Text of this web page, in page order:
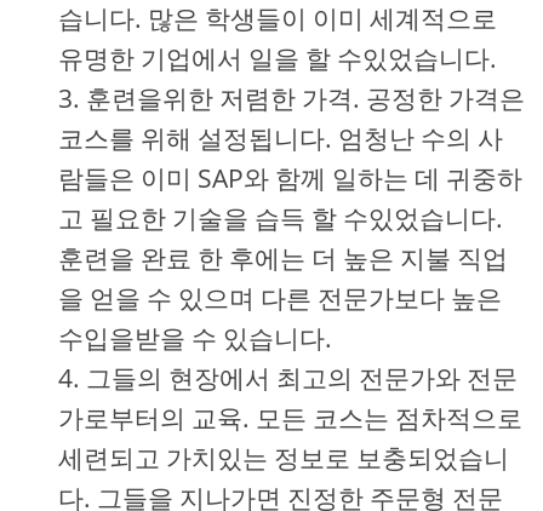
습니다. 많은 학생들이 이미 세계적으로
유명한 기업에서 일을 할 수있었습니다.
훈련을위한 저렴한 가격. 공정한 가격은
코스를 위해 설정됩니다. 엄청난 수의 사
람들은 이미 SAP와 함께 일하는 데 귀중하
고 필요한 기술을 습득 할 수있었습니다.
훈련을 완료 한 후에는 더 높은 지불 직업
을 얻을 수 있으며 다른 전문가보다 높은
수입을받을 수 있습니다.
그들의 현장에서 최고의 전문가와 전문
가로부터의 교육. 모든 코스는 점차적으로
세련되고 가치있는 정보로 보충되었습니
다. 그들을 지나가면 진정한 주문형 전문